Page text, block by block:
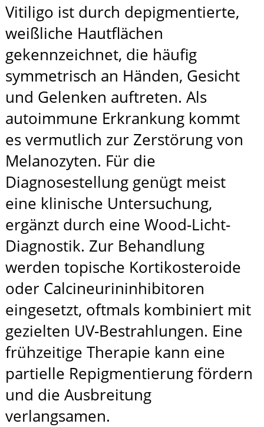
Vitiligo ist durch depigmentierte,
weißliche Hautflächen
gekennzeichnet, die häufig
symmetrisch an Händen, Gesicht
und Gelenken auftreten. Als
autoimmune Erkrankung kommt
es vermutlich zur Zerstörung von
Melanozyten. Für die
Diagnosestellung genügt meist
eine klinische Untersuchung,
ergänzt durch eine Wood-Licht-
Diagnostik. Zur Behandlung
werden topische Kortikosteroide
oder Calcineurininhibitoren
eingesetzt, oftmals kombiniert mit
gezielten UV-Bestrahlungen. Eine
frühzeitige Therapie kann eine
partielle Repigmentierung fördern
und die Ausbreitung
verlangsamen.